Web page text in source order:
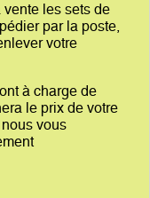
les sets de
par la poste,
votre
à charge de
le prix de votre
vous